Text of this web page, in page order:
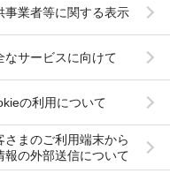
事業者等に関する表示
なサービスに向けて
の利用について
さまのご利用端末から
報の外部送信について